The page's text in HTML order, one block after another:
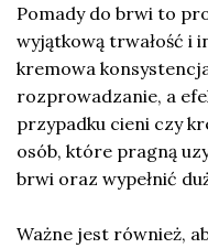
Pomady do brwi to
wyjątkową trwałość i
kremowa
rozprowadzanie, a
przypadku cieni czy
osób, które pragną
brwi oraz wypełnić
Ważne jest również,